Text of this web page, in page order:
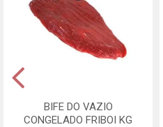
BIFE DO VAZIO
CONGELADO FRIBOI KG